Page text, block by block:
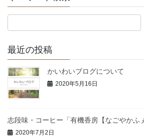
ビ
シ
ョ
ン
ジ
ジ
ジ
最近の投稿
かいわいブログについて
2020年5月16日
志段味・コーヒー「有機香房【なごやかふ
2020年7月2日